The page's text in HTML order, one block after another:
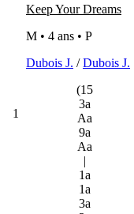
1
Keep Your Dreams
M • 4 ans • P
Dubois J. /Dubois J.
(15
3a
Aa
9a
Aa
|
1a
1a
3a